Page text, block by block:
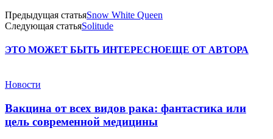
Предыдущая статьяSnow White Queen
Следующая статьяSolitude
ЭТО МОЖЕТ БЫТЬ ИНТЕРЕСНОЕЩЕ ОТ АВТОРА
Новости
Вакцина от всех видов рака: фантастика или
цель современной медицины